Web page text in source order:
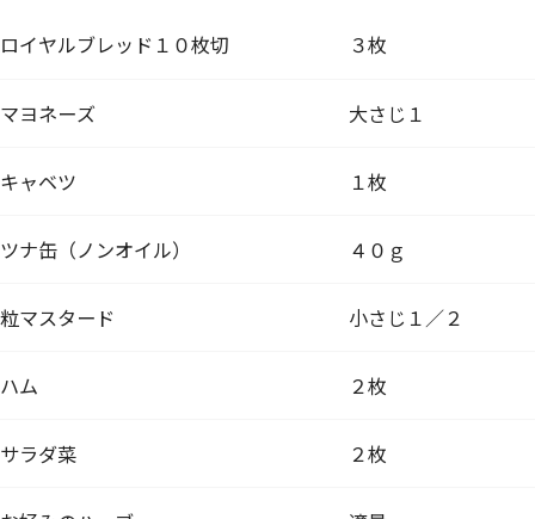
ロイヤルブレッド１０枚切 ３枚
マヨネーズ 大さじ１
キャベツ １枚
ツナ缶（ノンオイル） ４０ｇ
粒マスタード 小さじ１／２
ハム ２枚
サラダ菜 ２枚